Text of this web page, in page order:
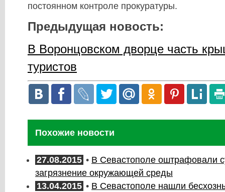
постоянном контроле прокуратуры.
Предыдущая новость:
В Воронцовском дворце часть
туристов
Похожие новости
27.08.2015 • В Севастополе оштрафовали
загрязнение окружающей среды
13.04.2015 • В Севастополе нашли